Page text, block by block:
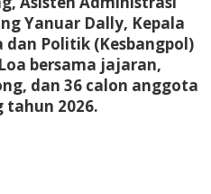
Yanuar Dally, Kepala
dan Politik (Kesbangpol)
bersama jajaran,
dan 36 calon anggota
tahun 2026.